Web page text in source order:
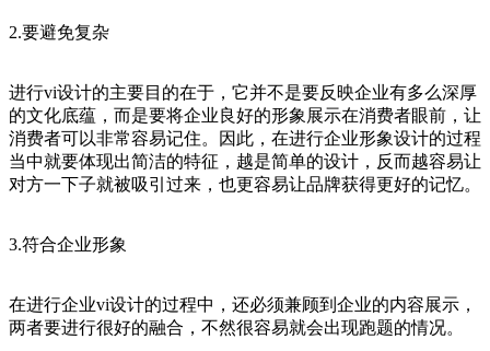
2.要避免复杂
进行vi设计的主要目的在于，它并不是要反映企业有多么深厚
的文化底蕴，而是要将企业良好的形象展示在消费者眼前，让
消费者可以非常容易记住。因此，在进行企业形象设计的过程
当中就要体现出简洁的特征，越是简单的设计，反而越容易让
对方一下子就被吸引过来，也更容易让品牌获得更好的记忆。
3.符合企业形象
在进行企业vi设计的过程中，还必须兼顾到企业的内容展示，
两者要进行很好的融合，不然很容易就会出现跑题的情况。